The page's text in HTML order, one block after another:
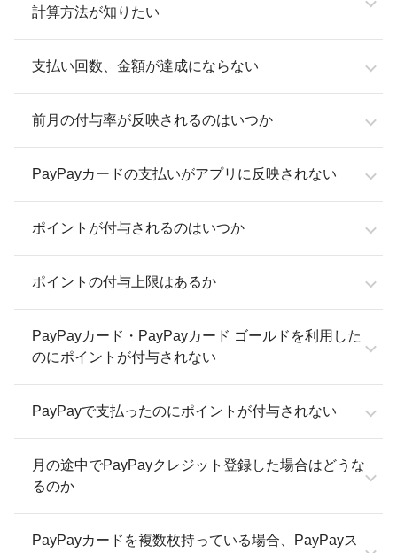
計算方法が知りたい
支払い回数、金額が達成にならない
前月の付与率が反映されるのはいつか
PayPayカードの支払いがアプリに反映されない
ポイントが付与されるのはいつか
ポイントの付与上限はあるか
PayPayカード・PayPayカード ゴールドを利用した
のにポイントが付与されない
PayPayで支払ったのにポイントが付与されない
月の途中でPayPayクレジット登録した場合はどうな
るのか
PayPayカードを複数枚持っている場合、PayPayス